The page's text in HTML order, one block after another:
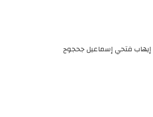
إيهاب فتحي إسماعيل جحجوح